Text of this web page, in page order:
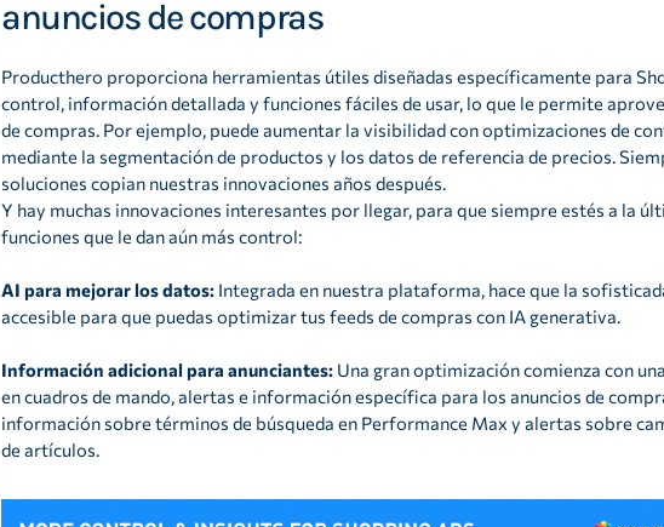
anuncios de compras
Producthero proporciona herramientas útiles diseñadas específicamente para
control, información detallada y funciones fáciles de usar, lo que le permite
de compras. Por ejemplo, puede aumentar la visibilidad con optimizaciones de
mediante la segmentación de productos y los datos de referencia de precios.
soluciones copian nuestras innovaciones años después.
Y hay muchas innovaciones interesantes por llegar, para que siempre estés a la
funciones que le dan aún más control:
AI para mejorar los datos: Integrada en nuestra plataforma, hace que la
accesible para que puedas optimizar tus feeds de compras con IA generativa.
Información adicional para anunciantes: Una gran optimización comienza con
en cuadros de mando, alertas e información específica para los anuncios de
información sobre términos de búsqueda en Performance Max y alertas sobre
de artículos.